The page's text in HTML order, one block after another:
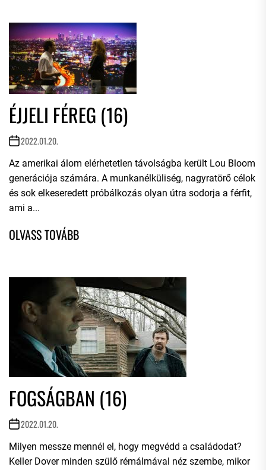
ÉJJELI FÉREG (16)
2022.01.20.
Az amerikai álom elérhetetlen távolságba került Lou Bloom
generációja számára. A munkanélküliség, nagyratörő célok
és sok elkeseredett próbálkozás olyan útra sodorja a férfit,
ami a...
FOGSÁGBAN (16)
2022.01.20.
Milyen messze mennél el, hogy megvédd a családodat?
Keller Dover minden szülő rémálmával néz szembe, mikor